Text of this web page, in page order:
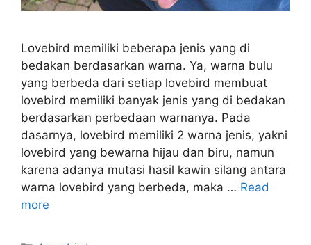
Lovebird memiliki beberapa jenis yang di
bedakan berdasarkan warna. Ya, warna bulu
yang berbeda dari setiap lovebird membuat
lovebird memiliki banyak jenis yang di bedakan
berdasarkan perbedaan warnanya. Pada
dasarnya, lovebird memiliki 2 warna jenis, yakni
lovebird yang bewarna hijau dan biru, namun
karena adanya mutasi hasil kawin silang antara
warna lovebird yang berbeda, maka … Read
more